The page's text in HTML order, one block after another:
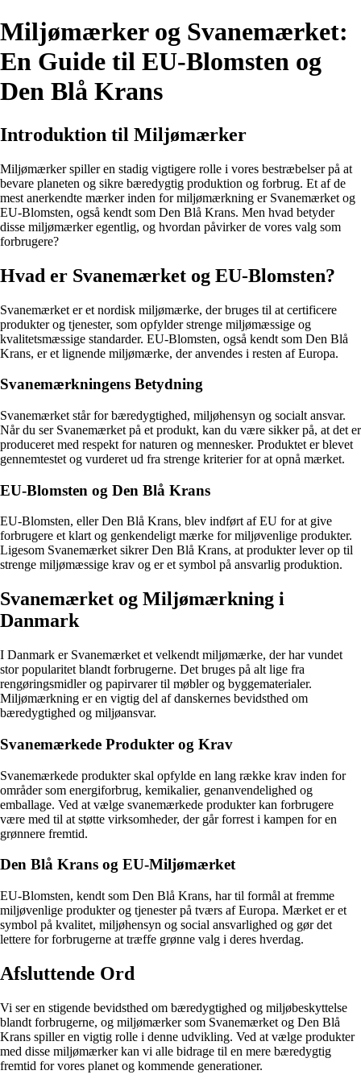
Miljømærker og Svanemærket:
En Guide til EU-Blomsten og
Den Blå Krans
Introduktion til Miljømærker
Miljømærker spiller en stadig vigtigere rolle i vores bestræbelser på at
bevare planeten og sikre bæredygtig produktion og forbrug. Et af de
mest anerkendte mærker inden for miljømærkning er Svanemærket og
EU-Blomsten, også kendt som Den Blå Krans. Men hvad betyder
disse miljømærker egentlig, og hvordan påvirker de vores valg som
forbrugere?
Hvad er Svanemærket og EU-Blomsten?
Svanemærket er et nordisk miljømærke, der bruges til at certificere
produkter og tjenester, som opfylder strenge miljømæssige og
kvalitetsmæssige standarder. EU-Blomsten, også kendt som Den Blå
Krans, er et lignende miljømærke, der anvendes i resten af Europa.
Svanemærkningens Betydning
Svanemærket står for bæredygtighed, miljøhensyn og socialt ansvar.
Når du ser Svanemærket på et produkt, kan du være sikker på, at det er
produceret med respekt for naturen og mennesker. Produktet er blevet
gennemtestet og vurderet ud fra strenge kriterier for at opnå mærket.
EU-Blomsten og Den Blå Krans
EU-Blomsten, eller Den Blå Krans, blev indført af EU for at give
forbrugere et klart og genkendeligt mærke for miljøvenlige produkter.
Ligesom Svanemærket sikrer Den Blå Krans, at produkter lever op til
strenge miljømæssige krav og er et symbol på ansvarlig produktion.
Svanemærket og Miljømærkning i
Danmark
I Danmark er Svanemærket et velkendt miljømærke, der har vundet
stor popularitet blandt forbrugerne. Det bruges på alt lige fra
rengøringsmidler og papirvarer til møbler og byggematerialer.
Miljømærkning er en vigtig del af danskernes bevidsthed om
bæredygtighed og miljøansvar.
Svanemærkede Produkter og Krav
Svanemærkede produkter skal opfylde en lang række krav inden for
områder som energiforbrug, kemikalier, genanvendelighed og
emballage. Ved at vælge svanemærkede produkter kan forbrugere
være med til at støtte virksomheder, der går forrest i kampen for en
grønnere fremtid.
Den Blå Krans og EU-Miljømærket
EU-Blomsten, kendt som Den Blå Krans, har til formål at fremme
miljøvenlige produkter og tjenester på tværs af Europa. Mærket er et
symbol på kvalitet, miljøhensyn og social ansvarlighed og gør det
lettere for forbrugerne at træffe grønne valg i deres hverdag.
Afsluttende Ord
Vi ser en stigende bevidsthed om bæredygtighed og miljøbeskyttelse
blandt forbrugerne, og miljømærker som Svanemærket og Den Blå
Krans spiller en vigtig rolle i denne udvikling. Ved at vælge produkter
med disse miljømærker kan vi alle bidrage til en mere bæredygtig
fremtid for vores planet og kommende generationer.